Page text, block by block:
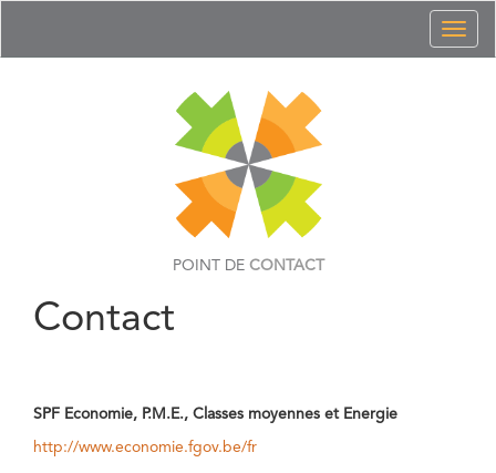
POINT DE CONTACT
Contact
SPF Economie, P.M.E., Classes moyennes et Energie
http://www.economie.fgov.be/fr